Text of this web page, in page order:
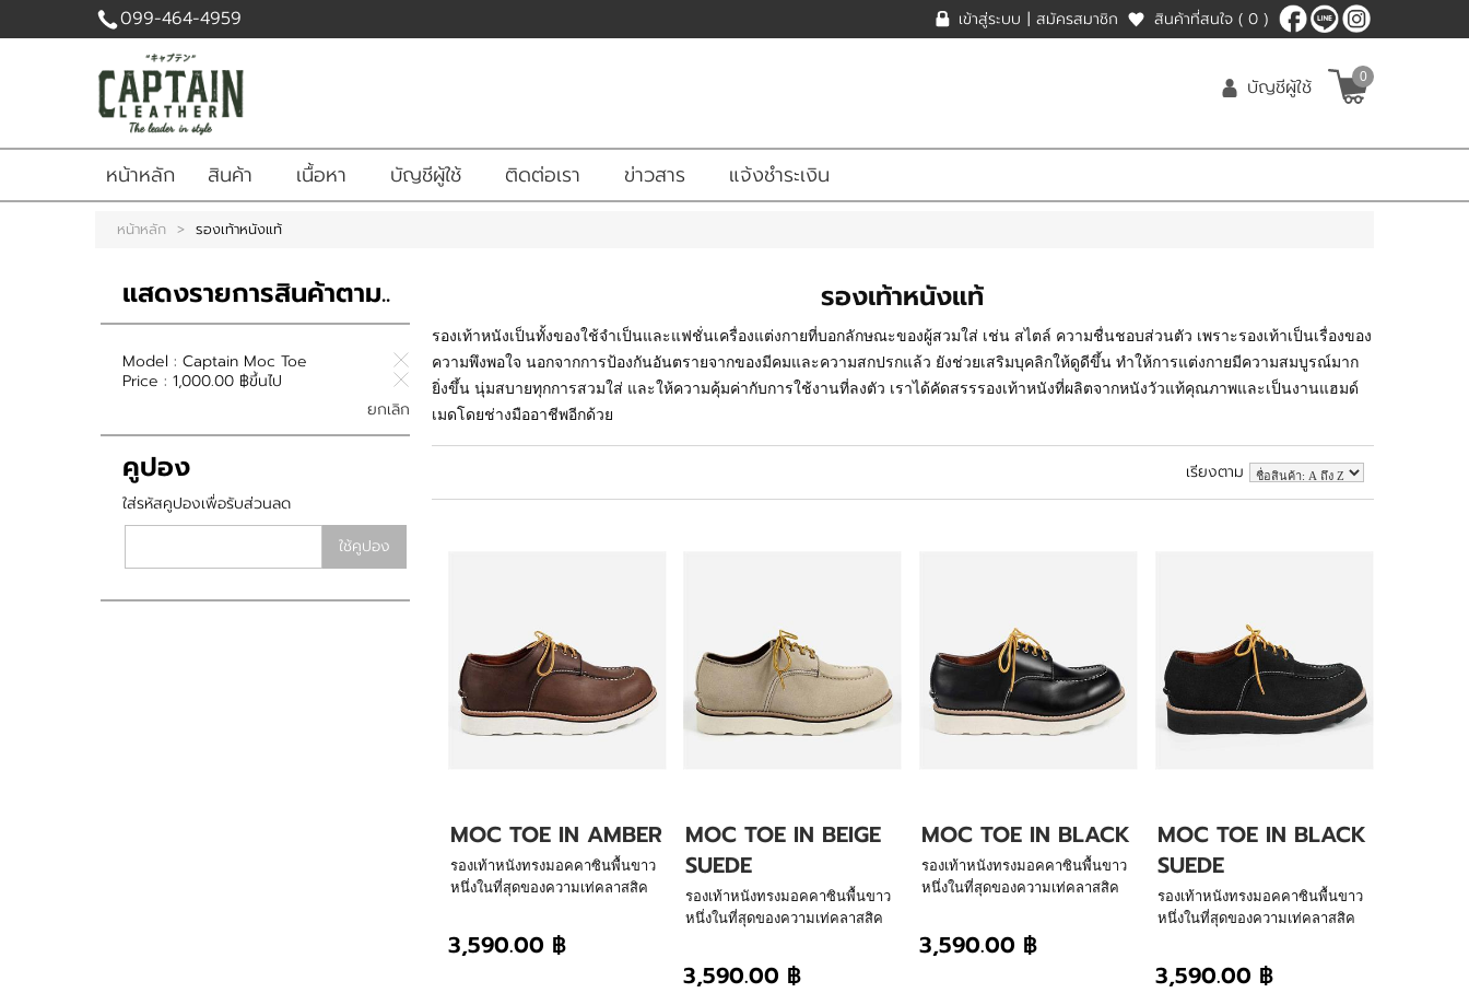
สมัคร
สินค้า
เนื้อหา
ติดต่อเรา
ข่าวสาร
099-464-4959 เข้าสู่ระบบ | สมัครสมาชิก สินค้าที่สนใจ ( 0 )
บัญชีผู้ใช้ 0
หน้าหลัก สินค้า เนื้อหา บัญชีผู้ใช้ ติดต่อเรา ข่าวสาร แจ้งชำระเงิน
หน้าหลัก > รองเท้าหนังแท้
แสดงรายการสินค้าตาม..
Model : Captain Moc Toe
Price : 1,000.00 ฿ขึ้นไป
ยกเลิก
คูปอง
ใส่รหัสคูปองเพื่อรับส่วนลด
ใช้คูปอง
รองเท้าหนังแท้
รองเท้าหนังเป็นทั้งของใช้จำเป็นและแฟชั่นเครื่องแต่งกายที่บอกลักษณะของผู้สวมใส่ เช่น สไตล์ ความชื่นชอบส่วนตัว เพราะรองเท้าเป็นเรื่องของ
ความพึงพอใจ นอกจากการป้องกันอันตรายจากของมีคมและความสกปรกแล้ว ยังช่วยเสริมบุคลิกให้ดูดีขึ้น ทำให้การแต่งกายมีความสมบูรณ์มาก
ยิ่งขึ้น นุ่มสบายทุกการสวมใส่ และให้ความคุ้มค่ากับการใช้งานที่ลงตัว เราได้คัดสรรรองเท้าหนังที่ผลิตจากหนังวัวแท้คุณภาพและเป็นงานแฮมด์
เมดโดยช่างมืออาชีพอีกด้วย
เรียงตาม
MOC TOE IN AMBER
รองเท้าหนังทรงมอคคาซินพื้นขาว
หนึ่งในที่สุดของความเท่คลาสสิค
การสรรสร้างของเรา พื้นนิ่ม น้ำ
3,590.00 ฿
MOC TOE IN BEIGE
SUEDE
รองเท้าหนังทรงมอคคาซินพื้นขาว
หนึ่งในที่สุดของความเท่คลาสสิค
การสรรสร้างของเรา พื้นนิ่ม น้ำ
3,590.00 ฿
MOC TOE IN BLACK
รองเท้าหนังทรงมอคคาซินพื้นขาว
หนึ่งในที่สุดของความเท่คลาสสิค
การสรรสร้างของเรา พื้นนิ่ม น้ำ
3,590.00 ฿
MOC TOE IN BLACK
SUEDE
รองเท้าหนังทรงมอคคาซินพื้นขาว
หนึ่งในที่สุดของความเท่คลาสสิค
การสรรสร้างของเรา พื้นนิ่ม น้ำ
3,590.00 ฿